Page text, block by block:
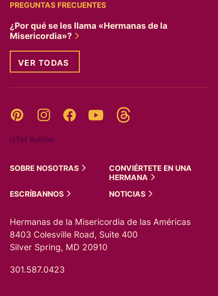
PREGUNTAS FRECUENTES
¿Por qué se les llama «Hermanas de la
Misericordia»?
VER TODAS
Pinterest InstagramFacebookYouTube
UTM Builder
SOBRE NOSOTRAS
CONVIÉRTETE EN UNA
HERMANA
ESCRÍBANNOS
NOTICIAS
Hermanas de la Misericordia de las Américas
8403 Colesville Road, Suite 400
Silver Spring, MD 20910
301.587.0423